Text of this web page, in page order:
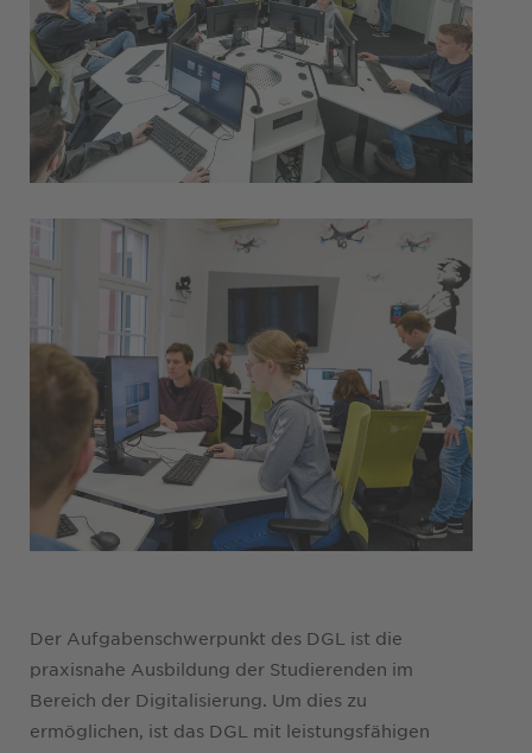
Der Aufgabenschwerpunkt des DGL ist die
praxisnahe Ausbildung der Studierenden im
Bereich der Digitalisierung. Um dies zu
ermöglichen, ist das DGL mit leistungsfähigen